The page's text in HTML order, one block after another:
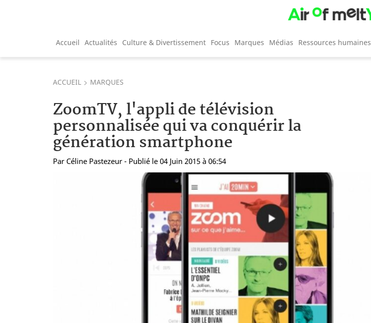
Accueil Actualités Culture & Divertissement Focus Marques Médias Ressources humaines
ACCUEIL MARQUES
ZoomTV, l'appli de télévision
personnalisée qui va conquérir la
génération smartphone
Par Céline Pastezeur - Publié le 04 Juin 2015 à 06:54